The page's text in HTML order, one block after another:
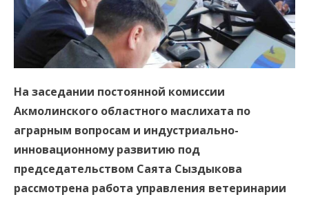
На заседании постоянной комиссии
Акмолинского областного маслихата по
аграрным вопросам и индустриально-
инновационному развитию под
председательством Саята Сыздыкова
рассмотрена работа управления ветеринарии